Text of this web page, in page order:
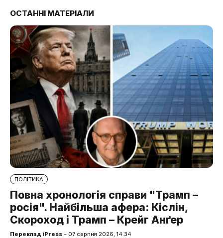
ОСТАННІ МАТЕРІАЛИ
ПОЛІТИКА
Повна хронологія справи "Трамп –
росія". Найбільша афера: Кіслін,
Скороход і Трамп – Крейг Анґер
Переклад iPress – 07 серпня 2026, 14:34